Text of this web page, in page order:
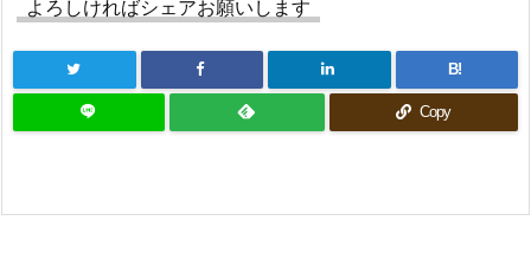
よろしければシェアお願いします
B!
Copy